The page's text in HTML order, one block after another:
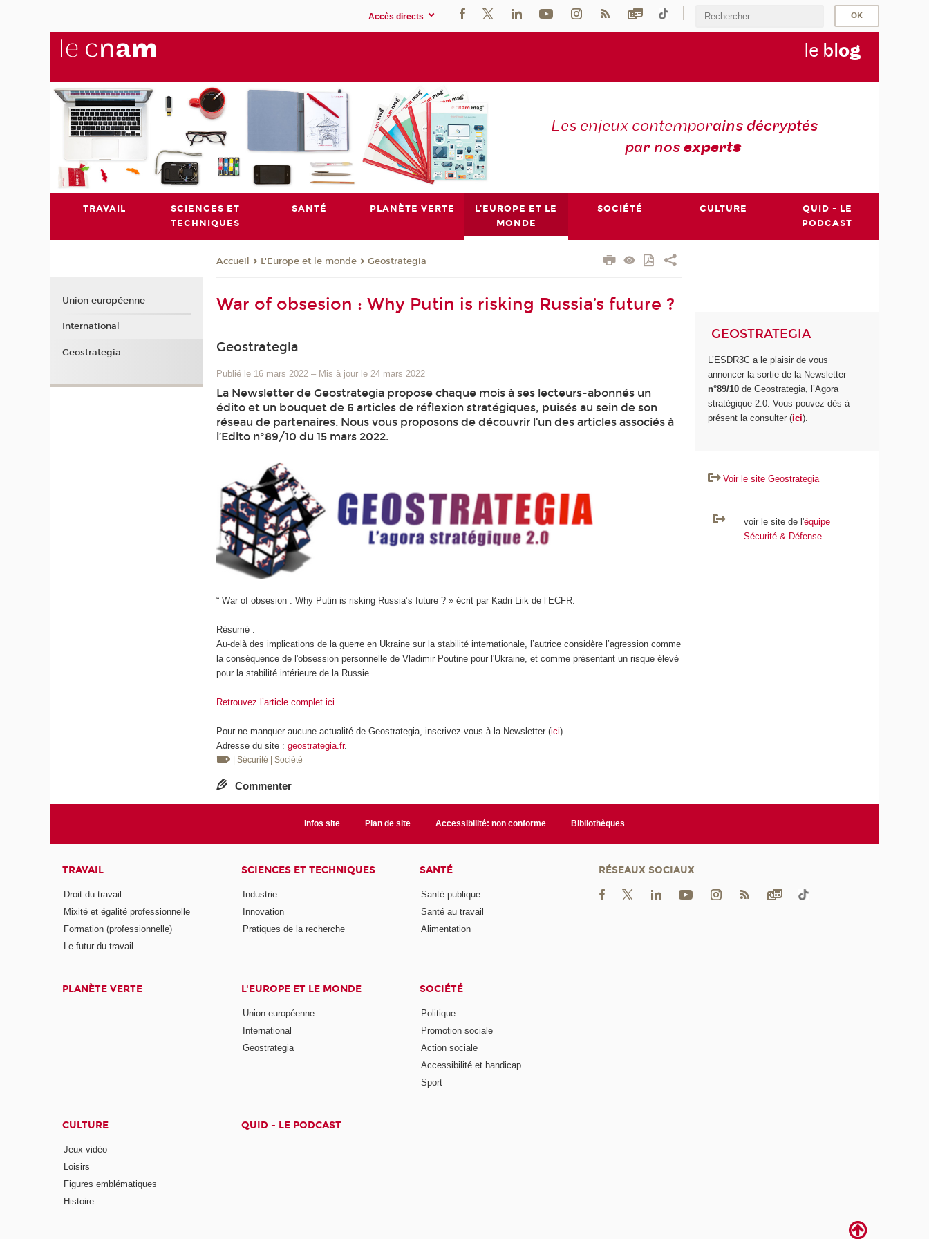
Accès directs
le blog
Les enjeux contemporains décryptés
par nosexperts
TRAVAIL
SCIENCES ET
TECHNIQUES
SANTÉ PLANÈTE VERTE
L'EUROPE ET LE
MONDE
SOCIÉTÉ CULTURE
QUID - LE
PODCAST
Accueil L'Europe et le monde Geostrategia
War of obsesion : Why Putin is risking Russia’s future ?
Geostrategia
Publié le 16 mars 2022 – Mis à jour le 24 mars 2022
La Newsletter de Geostrategia propose chaque mois à ses lecteurs-abonnés un
édito et un bouquet de 6 articles de réflexion stratégiques, puisés au sein de son
réseau de partenaires. Nous vous proposons de découvrir l’un des articles associés à
l’Edito n°89/10 du 15 mars 2022.
“ War of obsesion : Why Putin is risking Russia’s future ? » écrit par Kadri Liik de l’ECFR.
Résumé :
Au-delà des implications de la guerre en Ukraine sur la stabilité internationale, l’autrice considère l’agression comme
la conséquence de l'obsession personnelle de Vladimir Poutine pour l'Ukraine, et comme présentant un risque élevé
pour la stabilité intérieure de la Russie.
Retrouvez l’article complet ici
Pour ne manquer aucune actualité de Geostrategia, inscrivez-vous à la Newsletter (ici).
Adresse du site :geostrategia.fr.
| Sécurité | Société
Commenter
GEOSTRATEGIA
L’ESDR3C a le plaisir de vous
annoncer la sortie de la Newsletter
n°89/10 de Geostrategia, l’Agora
stratégique 2.0. Vous pouvez dès à
présent la consulter (ici).
Voir le site Geostrategia
voir le site de l'équipe
Sécurité & Défense
Union européenne
International
Geostrategia
Infos site Plan de site Accessibilité: non conforme Bibliothèques
TRAVAIL
Droit du travail
Mixité et égalité professionnelle
Formation (professionnelle)
Le futur du travail
SCIENCES ET TECHNIQUES
Industrie
Innovation
Pratiques de la recherche
SANTÉ
Santé publique
Santé au travail
Alimentation
PLANÈTE VERTE L'EUROPE ET LE MONDE
Union européenne
International
Geostrategia
SOCIÉTÉ
Politique
Promotion sociale
Action sociale
Accessibilité et handicap
Sport
CULTURE
Jeux vidéo
Loisirs
Figures emblématiques
Histoire
QUID - LE PODCAST
RÉSEAUX SOCIAUX